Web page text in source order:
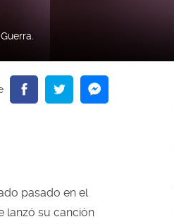
pasado en el
lanzó su canción